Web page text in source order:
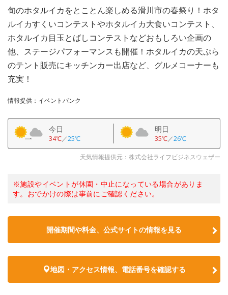
旬のホタルイカをとことん楽しめる滑川市の春祭り！ホタ
ルイカすくいコンテストやホタルイカ大食いコンテスト、
ホタルイカ目玉とばしコンテストなどおもしろい企画の
他、ステージパフォーマンスも開催！ホタルイカの天ぷら
のテント販売にキッチンカー出店など、グルメコーナーも
充実！
情報提供：イベントバンク
今日
34℃／25℃
明日
35℃／26℃
天気情報提供元：株式会社ライフビジネスウェザー
※施設やイベントが休園・中止になっている場合がありま
す。おでかけの際は事前にご確認ください。
開催期間や料金、公式サイトの情報を見る
地図・アクセス情報、電話番号を確認する